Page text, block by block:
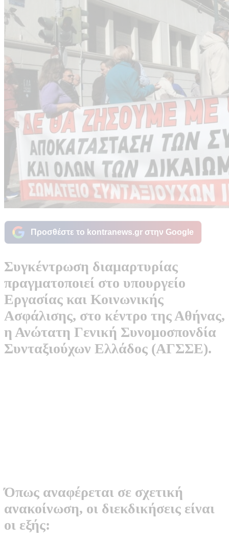
Προσθέστε το kontranews.gr στην Google
Συγκέντρωση διαμαρτυρίας
πραγματοποιεί στο υπουργείο
Εργασίας και Κοινωνικής
Ασφάλισης, στο κέντρο της Αθήνας,
η Ανώτατη Γενική Συνομοσπονδία
Συνταξιούχων Ελλάδος (ΑΓΣΣΕ).
Όπως αναφέρεται σε σχετική
ανακοίνωση, οι διεκδικήσεις είναι
οι εξής: